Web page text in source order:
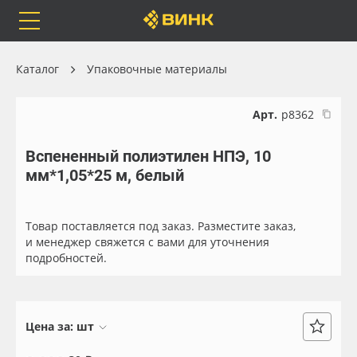
Каталог
Бренды
Оплата
Весь каталог
Самоклеящиеся плёнки
Чернила
Каталог Упаковочные материалы
Арт. р8362
Вспененный полиэтилен НПЭ, 10
мм*1,05*25 м, белый
Товар поставляется под заказ. Разместите заказ,
и менеджер свяжется с вами для уточнения
подробностей.
Цена за: шт